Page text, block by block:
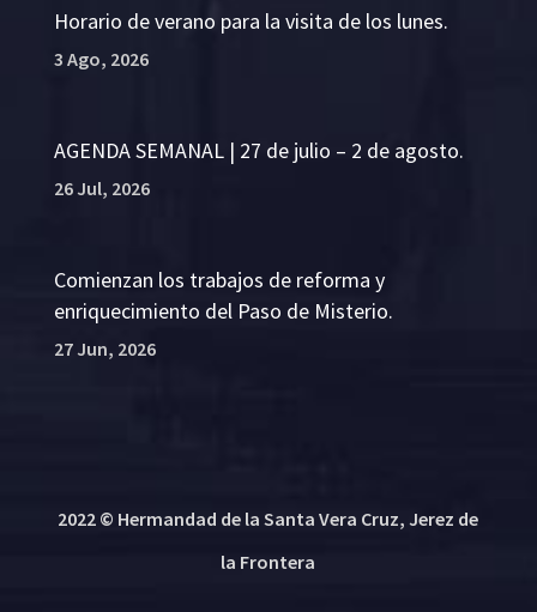
Horario de verano para la visita de los lunes.
3 Ago, 2026
AGENDA SEMANAL | 27 de julio – 2 de agosto.
26 Jul, 2026
Comienzan los trabajos de reforma y
enriquecimiento del Paso de Misterio.
27 Jun, 2026
2022 © Hermandad de la Santa Vera Cruz, Jerez de
la Frontera